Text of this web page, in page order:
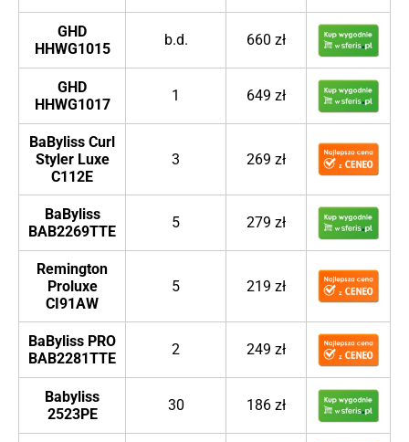
GHD
HHWG1015
b.d. 660 zł
GHD
HHWG1017
1 649 zł
BaByliss Curl
Styler Luxe
C112E
3 269 zł
BaByliss
BAB2269TTE
5 279 zł
Remington
Proluxe
CI91AW
5 219 zł
BaByliss PRO
BAB2281TTE
2 249 zł
Babyliss
2523PE
30 186 zł